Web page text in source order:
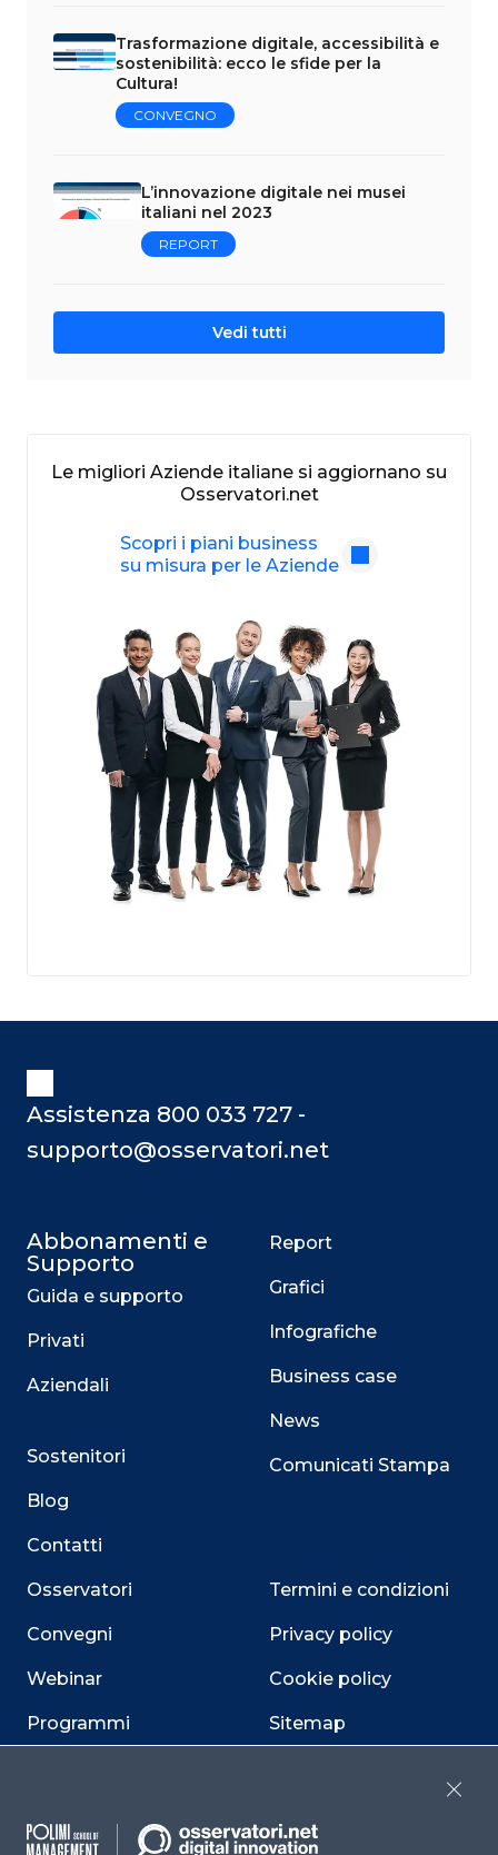
Trasformazione digitale, accessibilità e
sostenibilità: ecco le sfide per la
Cultura!
CONVEGNO
L’innovazione digitale nei musei
italiani nel 2023
REPORT
Vedi tutti
Le migliori Aziende italiane si aggiornano su
Osservatori.net
Scopri i piani business
su misura per le Aziende
Assistenza 800 033 727 -
supporto@osservatori.net
Abbonamenti e
Supporto
Guida e supporto
Privati
Aziendali
Sostenitori
Blog
Contatti
Osservatori
Convegni
Webinar
Programmi
Report
Grafici
Infografiche
Business case
News
Comunicati Stampa
Termini e condizioni
Privacy policy
Cookie policy
Sitemap
Cookie Center